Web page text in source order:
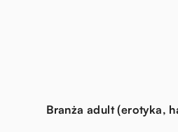
Branża adult (erotyka,